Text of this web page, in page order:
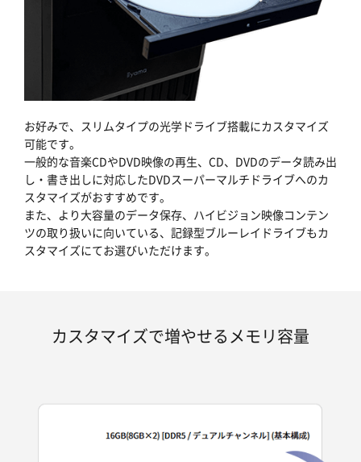
お好みで、スリムタイプの光学ドライブ搭載にカスタマイズ
可能です。
一般的な音楽CDやDVD映像の再生、CD、DVDのデータ読み出
し・書き出しに対応したDVDスーパーマルチドライブへのカ
スタマイズがおすすめです。
また、より大容量のデータ保存、ハイビジョン映像コンテン
ツの取り扱いに向いている、記録型ブルーレイドライブもカ
スタマイズにてお選びいただけます。
カスタマイズで増やせるメモリ容量